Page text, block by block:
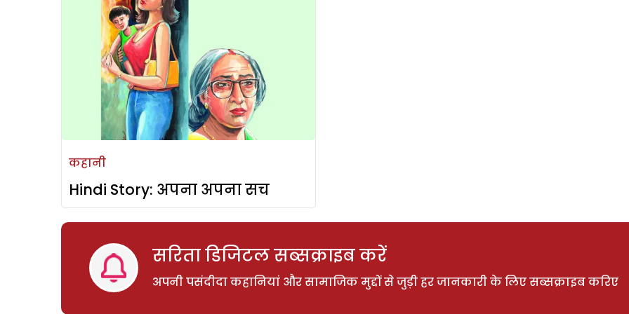
कहानी
Hindi Story: अपना अपना सच
सरिता डिजिटल सब्सक्राइब करें
अपनी पसंदीदा कहानियां और सामाजिक मुद्दों से जुड़ी हर जानकारी के लिए सब्सक्राइब करिए